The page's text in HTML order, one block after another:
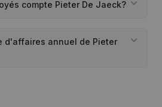
compte Pieter De Jaeck?
d'affaires annuel de Pieter